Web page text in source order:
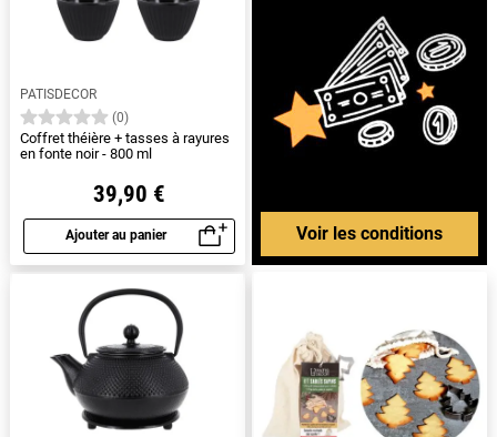
PATISDECOR
(0)
Coffret théière + tasses à rayures
en fonte noir - 800 ml
39,90 €
Ajouter au panier
Aperçu rapide
Voir les conditions